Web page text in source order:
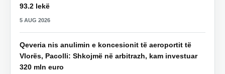
93.2 lekë
5 AUG 2026
Qeveria nis anulimin e koncesionit të aeroportit të
Vlorës, Pacolli: Shkojmë në arbitrazh, kam investuar
320 mln euro